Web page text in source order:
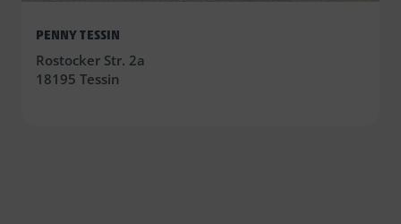
PENNY TESSIN
Rostocker Str. 2a
18195 Tessin